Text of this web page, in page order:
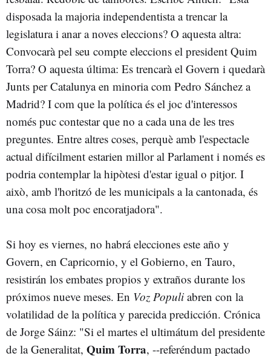
disposada la majoria independentista a trencar la
legislatura i anar a noves eleccions? O aquesta altra:
Convocarà pel seu compte eleccions el president Quim
Torra? O aquesta última: Es trencarà el Govern i quedarà
Junts per Catalunya en minoria com Pedro Sánchez a
Madrid? I com que la política és el joc d'interessos
només puc contestar que no a cada una de les tres
preguntes. Entre altres coses, perquè amb l'espectacle
actual difícilment estarien millor al Parlament i només es
podria contemplar la hipòtesi d'estar igual o pitjor. I
això, amb l'horitzó de les municipals a la cantonada, és
una cosa molt poc encoratjadora".
Si hoy es viernes, no habrá elecciones este año y
Govern, en Capricornio, y el Gobierno, en Tauro,
resistirán los embates propios y extraños durante los
próximos nueve meses. En Voz Populi abren con la
volatilidad de la política y parecida predicción. Crónica
de Jorge Sáinz: "Si el martes el ultimátum del presidente
de la Generalitat, Quim Torra, --referéndum pactado